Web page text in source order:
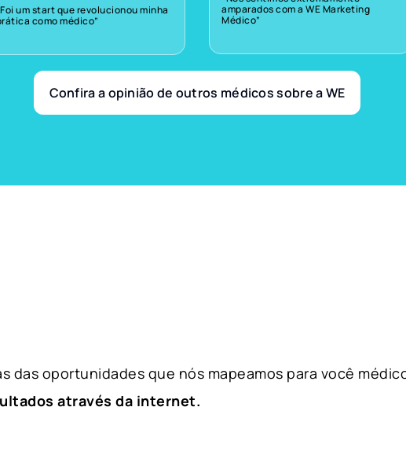
um start que revolucionou minha
como médico”
amparados com a WE Marketing
Médico”
Confira a opinião de outros médicos sobre a WE
das oportunidades que nós mapeamos para você
através da internet.